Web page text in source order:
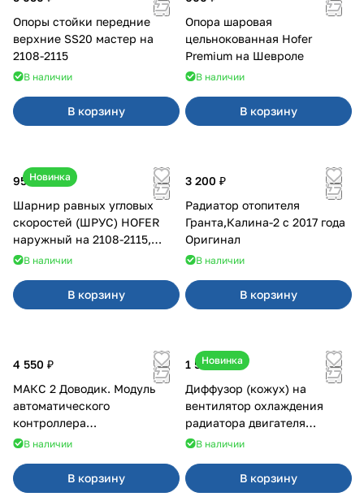
Опоры стойки передние
верхние SS20 мастер на
2108-2115
В наличии
В корзину
Опора шаровая
цельнокованная Hofer
Premium на Шевроле
В наличии
В корзину
Новинка
950 ₽
Шарнир равных угловых
скоростей (ШРУС) HOFER
наружный на 2108-2115,
2110-2112
В наличии
В корзину
3 200 ₽
Радиатор отопителя
Гранта,Калина-2 с 2017 года
Оригинал
В наличии
В корзину
4 550 ₽
МАКС 2 Доводик. Модуль
автоматического
контроллера
стеклоподъемников для
В наличии
В корзину
Новинка
1 500 ₽
Диффузор (кожух) на
вентилятор охлаждения
радиатора двигателя
Приора 2170 Panasonic
В наличии
В корзину